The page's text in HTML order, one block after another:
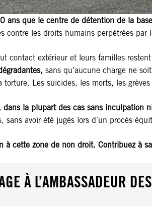
ans que le centre de détention de la
contre les droits humains perpétrées
contact extérieur et leurs familles
sans qu’aucune charge ne
torture. Les suicides, les morts, les
la plupart des cas sans inculpation
sans avoir été jugés lors d´un procès
à cette zone de non droit. Contribuez à
À L’AMBASSADEUR